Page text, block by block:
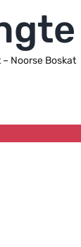
Noorse Boskat